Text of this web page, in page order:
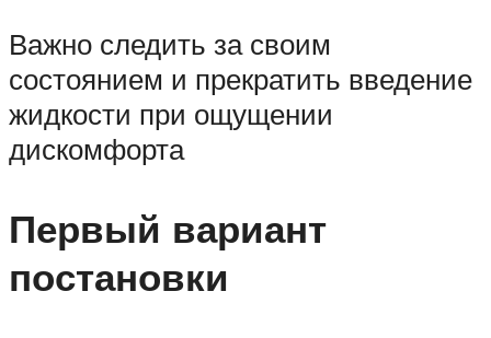
Важно следить за своим
состоянием и прекратить введение
жидкости при ощущении
дискомфорта
Первый вариант
постановки